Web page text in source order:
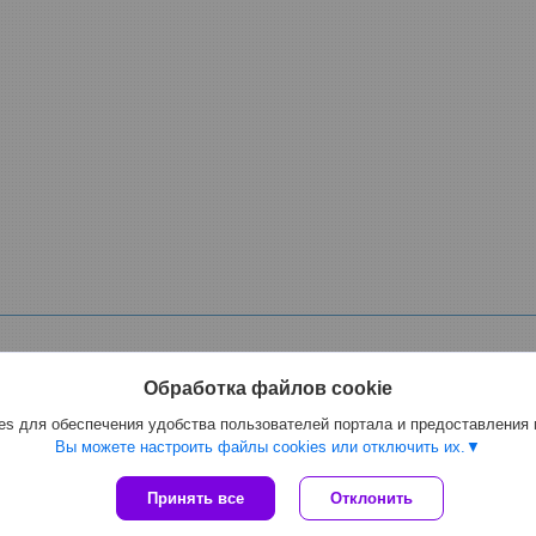
фекальный электрический, для спирта, масла мазута,
Сайт создан на платформе Deal.by
Политика обработки файлов cookies
Обработка файлов cookie
обеспечения удобства пользователей портала и предоставления
Вы можете настроить файлы cookies или отключить их.
Принять все Отклонить